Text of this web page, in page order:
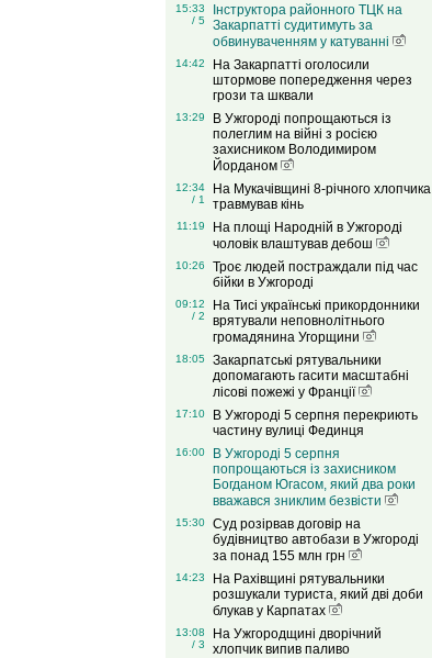
15:33
/ 5
Інструктора районного ТЦК на
Закарпатті судитимуть за
обвинуваченням у катуванні
14:42
На Закарпатті оголосили
штормове попередження через
грози та шквали
13:29
В Ужгороді попрощаються із
полеглим на війні з росією
захисником Володимиром
Йорданом
12:34
/ 1
На Мукачівщині 8-річного хлопчика
травмував кінь
11:19
На площі Народній в Ужгороді
чоловік влаштував дебош
10:26
Троє людей постраждали під час
бійки в Ужгороді
09:12
/ 2
На Тисі українські прикордонники
врятували неповнолітнього
громадянина Угорщини
18:05
Закарпатські рятувальники
допомагають гасити масштабні
лісові пожежі у Франції
17:10
В Ужгороді 5 серпня перекриють
частину вулиці Фединця
16:00
В Ужгороді 5 серпня
попрощаються із захисником
Богданом Югасом, який два роки
вважався зниклим безвісти
15:30
Суд розірвав договір на
будівництво автобази в Ужгороді
за понад 155 млн грн
14:23
На Рахівщині рятувальники
розшукали туриста, який дві доби
блукав у Карпатах
13:08
/ 3
На Ужгородщині дворічний
хлопчик випив паливо